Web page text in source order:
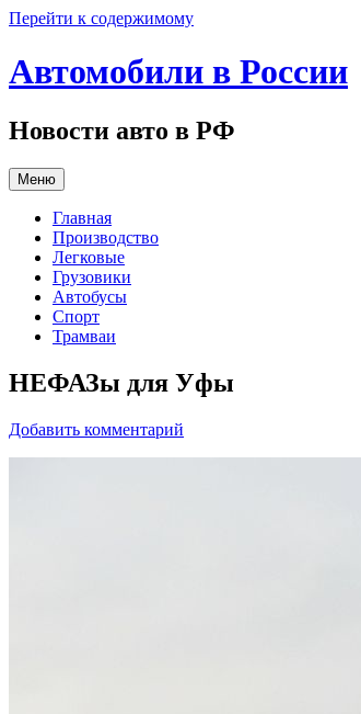
Перейти к содержимому
Автомобили в России
Новости авто в РФ
Меню
Главная
Производство
Легковые
Грузовики
Автобусы
Спорт
Трамваи
НЕФАЗы для Уфы
Добавить комментарий